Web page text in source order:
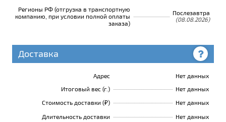
Регионы РФ (отгрузка в транспортную
компанию, при условии полной оплаты
заказа)
Послезавтра
(08.08.2026)
Доставка
Адрес
Нет данных
Итоговый вес (г.)
Нет данных
Стоимость доставки (₽)
Нет данных
Длительность доставки
Нет данных